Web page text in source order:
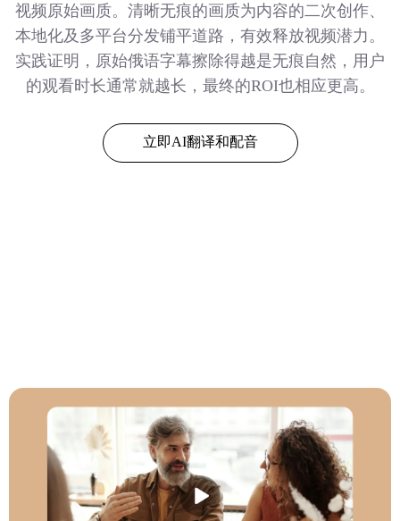
视频原始画质。清晰无痕的画质为内容的二次创作、
本地化及多平台分发铺平道路，有效释放视频潜力。
实践证明，原始俄语字幕擦除得越是无痕自然，用户
的观看时长通常就越长，最终的ROI也相应更高。
立即AI翻译和配音